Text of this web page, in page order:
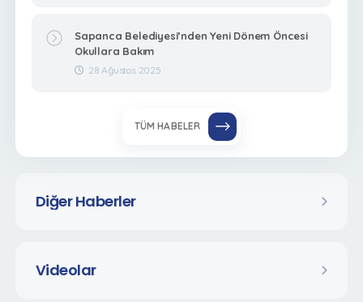
Diğer Haberler
Videolar
Sapanca Belediyesi’nden Yeni Dönem Öncesi
Okullara Bakım
28 Ağustos 2025
TÜM HABELER